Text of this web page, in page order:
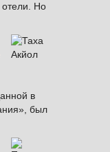
отели. Но
в
был